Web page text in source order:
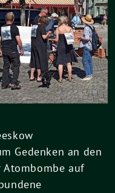
Gedenken an den
Atombombe auf